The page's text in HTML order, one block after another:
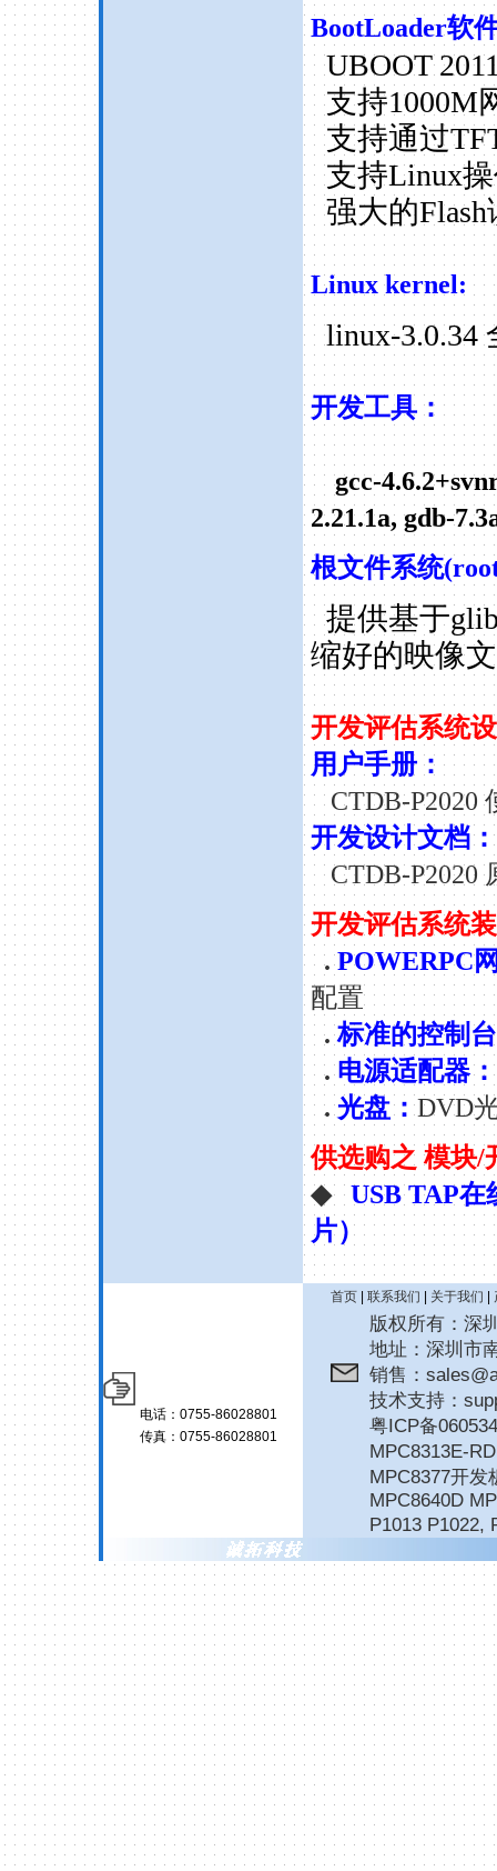
BootLoader软
UBOOT
支持1000M
支持通过
支持Linux
强大的Flash
Linux kernel:
linux-3.0.34
开发工具：
gcc-
2.21.1a, gdb-
根文件系统
提供基于
缩好的映像
开发评估系统
用户手册：
CTDB-P2020
开发设计文档：
CTDB-P2020
开发评估系统
.POWERPC
配置
.标准的控制
.电源适配器：
.光盘：DVD
供选购之 模块/
◆USB TAP在
片）
电话：0755-86028801
传真：0755-86028801
首页| 联系我们 关于我们
版权所有：深
地址：深圳市
销售：
技术支持：
粤ICP备
MPC8313E-
MPC8377开发
MPC8640D
P1013 P1022,